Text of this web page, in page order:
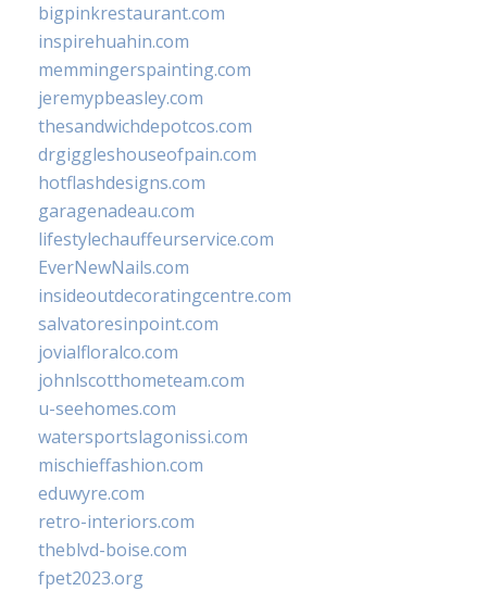
bigpinkrestaurant.com
inspirehuahin.com
memmingerspainting.com
jeremypbeasley.com
thesandwichdepotcos.com
drgiggleshouseofpain.com
hotflashdesigns.com
garagenadeau.com
lifestylechauffeurservice.com
EverNewNails.com
insideoutdecoratingcentre.com
salvatoresinpoint.com
jovialfloralco.com
johnlscotthometeam.com
u-seehomes.com
watersportslagonissi.com
mischieffashion.com
eduwyre.com
retro-interiors.com
theblvd-boise.com
fpet2023.org